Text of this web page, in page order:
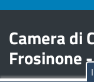
Camera di
Frosinone